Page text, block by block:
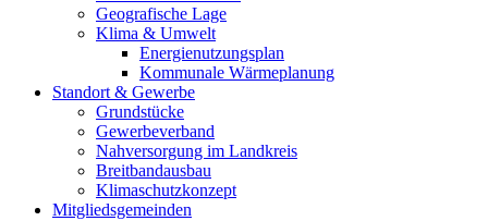
Geografische Lage
Klima & Umwelt
Energienutzungsplan
Kommunale Wärmeplanung
Standort & Gewerbe
Grundstücke
Gewerbeverband
Nahversorgung im Landkreis
Breitbandausbau
Klimaschutzkonzept
Mitgliedsgemeinden